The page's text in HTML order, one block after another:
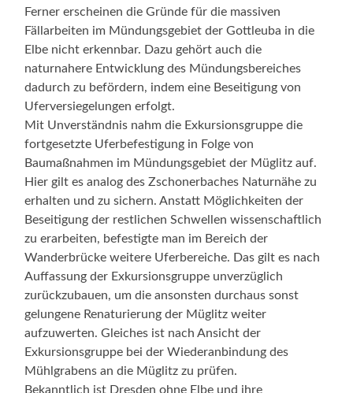
Ferner erscheinen die Gründe für die massiven
Fällarbeiten im Mündungsgebiet der Gottleuba in die
Elbe nicht erkennbar. Dazu gehört auch die
naturnahere Entwicklung des Mündungsbereiches
dadurch zu befördern, indem eine Beseitigung von
Uferversiegelungen erfolgt.
Mit Unverständnis nahm die Exkursionsgruppe die
fortgesetzte Uferbefestigung in Folge von
Baumaßnahmen im Mündungsgebiet der Müglitz auf.
Hier gilt es analog des Zschonerbaches Naturnähe zu
erhalten und zu sichern. Anstatt Möglichkeiten der
Beseitigung der restlichen Schwellen wissenschaftlich
zu erarbeiten, befestigte man im Bereich der
Wanderbrücke weitere Uferbereiche. Das gilt es nach
Auffassung der Exkursionsgruppe unverzüglich
zurückzubauen, um die ansonsten durchaus sonst
gelungene Renaturierung der Müglitz weiter
aufzuwerten. Gleiches ist nach Ansicht der
Exkursionsgruppe bei der Wiederanbindung des
Mühlgrabens an die Müglitz zu prüfen.
Bekanntlich ist Dresden ohne Elbe und ihre